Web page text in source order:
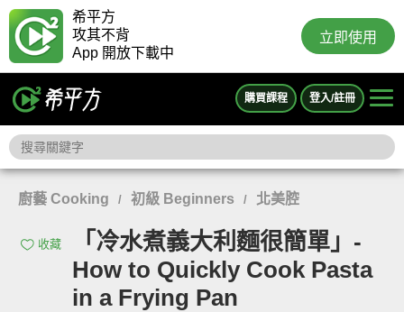
希平方
攻其不背
App 開放下載中
立即使用
購買課程 登入/註冊
廚藝 Cooking / 初級 Beginners / 北美腔
收藏
「冷水煮義大利麵很簡單」-
How to Quickly Cook Pasta
in a Frying Pan